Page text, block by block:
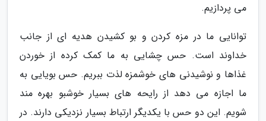
می پردازیم.
توانایی ما در مزه کردن و بو کشیدن هدیه ای از جانب
خداوند است. حس چشایی به ما کمک کرده از خوردن
غذاها و نوشیدنی های خوشمزه لذت ببریم. حس بویایی به
ما اجازه می دهد از رایحه های بسیار خوشبو بهره مند
شویم. این دو حس با یکدیگر ارتباط بسیار نزدیکی دارند. در